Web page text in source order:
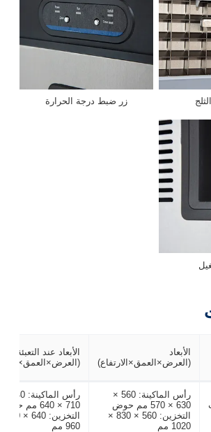
زر ضبط درجة الحرارة
الأبعاد
(العرض×العمق×الارتفاع)
الأبعاد عند التعبئة
رأس الماكينة: 560 ×
630 × 570 مم حوض
التخزين: 560 × 830 ×
1020 مم
710 × 640 مم حوض
960 مم